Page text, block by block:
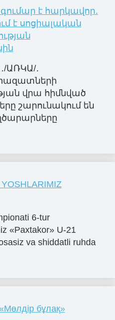
է հարկավոր․
է սոցիալական
ԱՌԿԱ/․
վրա հիմնված
շարունակում են
6-tur
«Paxtakor» U-21
va shiddatli ruhda
бұлақ»